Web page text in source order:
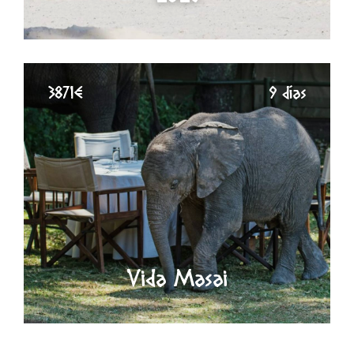
Vida Masai
3871€ 9 días